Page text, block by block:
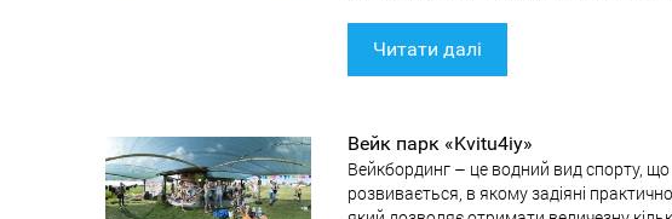
Читати далі
Вейк парк «Kvitu4iy»
Вейкбординг – це водний вид спорту, що
розвивається, в якому задіяні практично